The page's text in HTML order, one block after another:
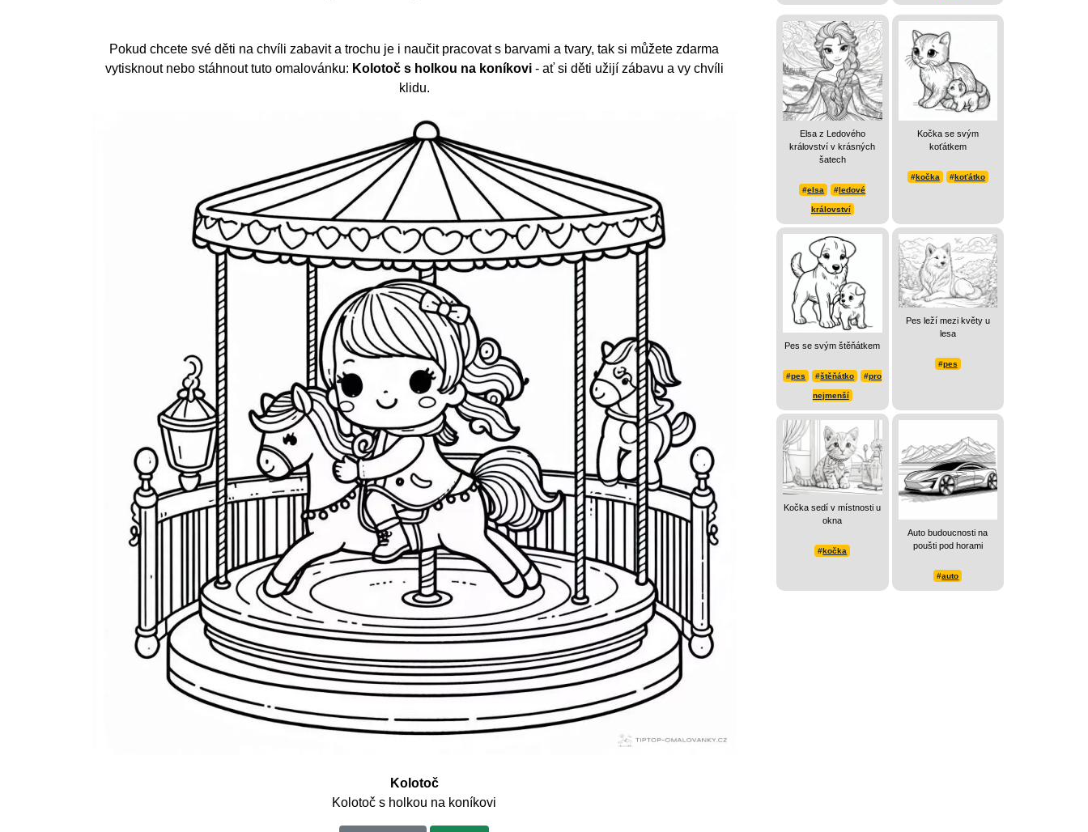
Pokud chcete své děti na chvíli zabavit a trochu je i naučit pracovat s barvami a tvary, tak si můžete zdarma
vytisknout nebo stáhnout tuto omalovánku: Kolotoč s holkou na koníkovi- ať si děti užijí zábavu a vy chvíli
klidu.
Kolotoč
Kolotoč s holkou na koníkovi
Elsa z Ledového
království v krásných
šatech
#elsa #ledové
království
Kočka se svým
koťátkem
#kočka #koťátko
Pes se svým štěňátkem
#pes #štěňátko #pro
nejmenší
Pes leží mezi květy u
lesa
#pes
Kočka sedí v místnosti u
okna
#kočka
Auto budoucnosti na
poušti pod horami
#auto